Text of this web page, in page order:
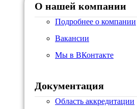
О нашей компании
Подробнее о компании
Вакансии
Мы в ВКонтакте
Документация
Область аккредитации